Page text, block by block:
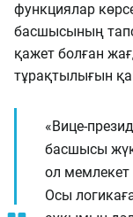
функциялар
басшысының
қажет болған
тұрақтылығын
«Вице-
басшысы
ол мемлекет
Осы